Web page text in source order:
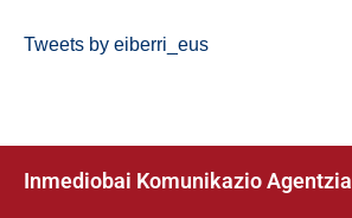
Tweets by eiberri_eus
Inmediobai Komunikazio Agentzia